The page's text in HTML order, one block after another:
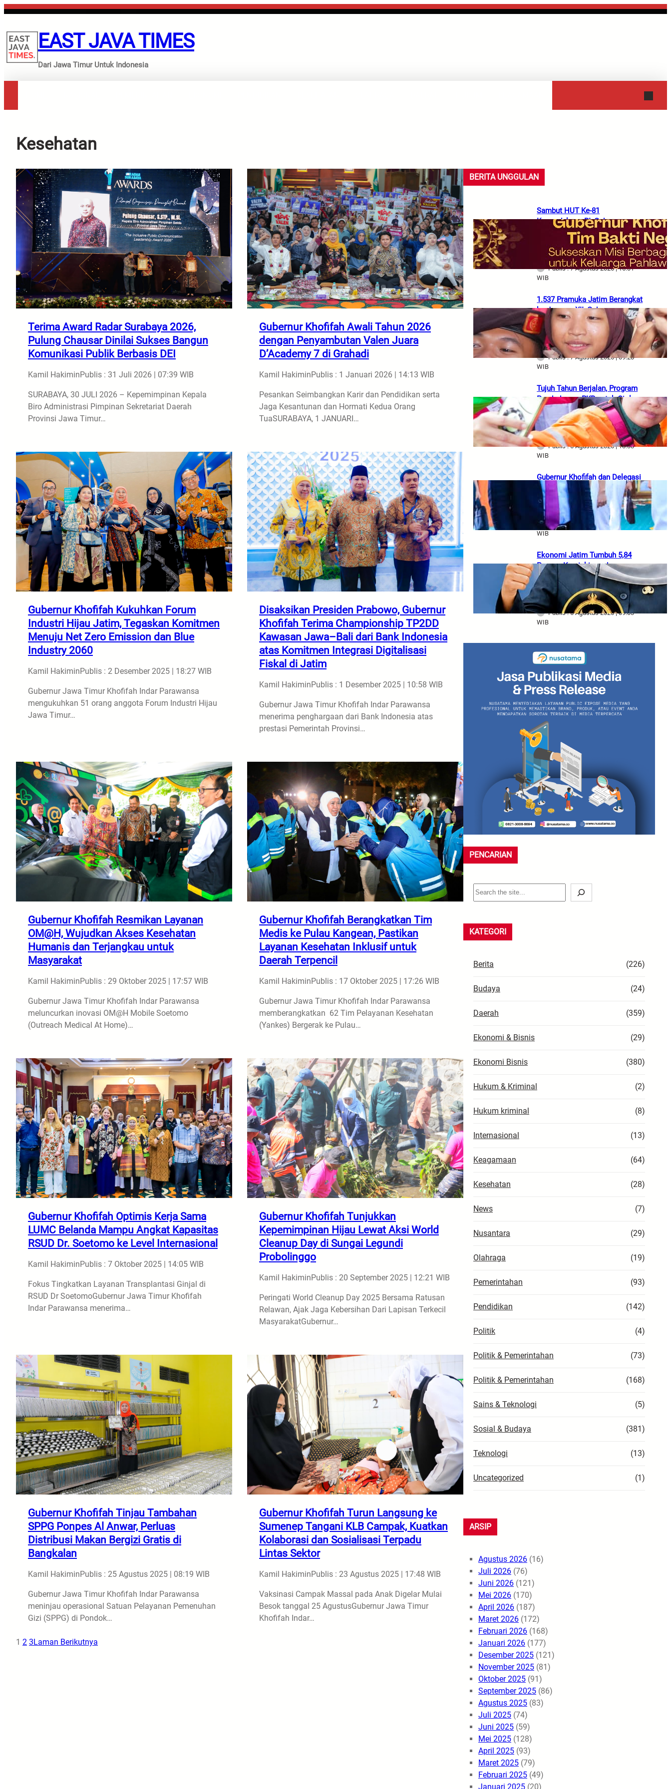
Lewati
konten
EAST JAVA TIMES
Dari Jawa Timur Untuk Indonesia
Kesehatan
Terima Award Radar Surabaya 2026,
Pulung Chausar Dinilai Sukses Bangun
Komunikasi Publik Berbasis DEI
Kamil HakiminPublis : 31 Juli 2026 | 07:39 WIB
SURABAYA, 30 JULI 2026 – Kepemimpinan Kepala
Biro Administrasi Pimpinan Sekretariat Daerah
Provinsi Jawa Timur…
Gubernur Khofifah Awali Tahun 2026
dengan Penyambutan Valen Juara
D’Academy 7 di Grahadi
Kamil HakiminPublis : 1 Januari 2026 | 14:13 WIB
Pesankan Seimbangkan Karir dan Pendidikan serta
Jaga Kesantunan dan Hormati Kedua Orang
TuaSURABAYA, 1 JANUARI…
Gubernur Khofifah Kukuhkan Forum
Industri Hijau Jatim, Tegaskan Komitmen
Menuju Net Zero Emission dan Blue
Industry 2060
Kamil HakiminPublis : 2 Desember 2025 | 18:27 WIB
Gubernur Jawa Timur Khofifah Indar Parawansa
mengukuhkan 51 orang anggota Forum Industri Hijau
Jawa Timur…
Disaksikan Presiden Prabowo, Gubernur
Khofifah Terima Championship TP2DD
Kawasan Jawa–Bali dari Bank Indonesia
atas Komitmen Integrasi Digitalisasi
Fiskal di Jatim
Kamil HakiminPublis : 1 Desember 2025 | 10:58 WIB
Gubernur Jawa Timur Khofifah Indar Parawansa
menerima penghargaan dari Bank Indonesia atas
prestasi Pemerintah Provinsi…
Gubernur Khofifah Resmikan Layanan
OM@H, Wujudkan Akses Kesehatan
Humanis dan Terjangkau untuk
Masyarakat
Kamil HakiminPublis : 29 Oktober 2025 | 17:57 WIB
Gubernur Jawa Timur Khofifah Indar Parawansa
meluncurkan inovasi OM@H Mobile Soetomo
(Outreach Medical At Home)…
Gubernur Khofifah Berangkatkan Tim
Medis ke Pulau Kangean, Pastikan
Layanan Kesehatan Inklusif untuk
Daerah Terpencil
Kamil HakiminPublis : 17 Oktober 2025 | 17:26 WIB
Gubernur Jawa Timur Khofifah Indar Parawansa
memberangkatkan 62 Tim Pelayanan Kesehatan
(Yankes) Bergerak ke Pulau…
Gubernur Khofifah Optimis Kerja Sama
LUMC Belanda Mampu Angkat Kapasitas
RSUD Dr. Soetomo ke Level Internasional
Kamil HakiminPublis : 7 Oktober 2025 | 14:05 WIB
Fokus Tingkatkan Layanan Transplantasi Ginjal di
RSUD Dr SoetomoGubernur Jawa Timur Khofifah
Indar Parawansa menerima…
Gubernur Khofifah Tunjukkan
Kepemimpinan Hijau Lewat Aksi World
Cleanup Day di Sungai Legundi
Probolinggo
Kamil HakiminPublis : 20 September 2025 | 12:21 WIB
Peringati World Cleanup Day 2025 Bersama Ratusan
Relawan, Ajak Jaga Kebersihan Dari Lapisan Terkecil
MasyarakatGubernur…
Gubernur Khofifah Tinjau Tambahan
SPPG Ponpes Al Anwar, Perluas
Distribusi Makan Bergizi Gratis di
Bangkalan
Kamil HakiminPublis : 25 Agustus 2025 | 08:19 WIB
Gubernur Jawa Timur Khofifah Indar Parawansa
meninjau operasional Satuan Pelayanan Pemenuhan
Gizi (SPPG) di Pondok…
Gubernur Khofifah Turun Langsung ke
Sumenep Tangani KLB Campak, Kuatkan
Kolaborasi dan Sosialisasi Terpadu
Lintas Sektor
Kamil HakiminPublis : 23 Agustus 2025 | 17:48 WIB
Vaksinasi Campak Massal pada Anak Digelar Mulai
Besok tanggal 25 AgustusGubernur Jawa Timur
Khofifah Indar…
1 2 3Laman Berikutnya
BERITA UNGGULAN
Sambut HUT Ke-81
Kemerdekaan RI, Gubernur
Khofifah Berangkatkan Tim
Bakti Negeri Anak Bangsa Bawa
Bantuan dan Tali Asih
Publis : 7 Agustus 2026 | 16:01
WIB
1.537 Pramuka Jatim Berangkat
ke Jamnas XII, Gubernur
Khofifah Titipkan Semangat
Persaudaraan dan Gotong
Royong
Publis : 7 Agustus 2026 | 09:28
WIB
Tujuh Tahun Berjalan, Program
Pembebasan PKB untuk Ojol
Terus Dirasakan Manfaatnya,
Gubernur Khofifah Dorong
Partisipasi Masyarakat
Publis : 6 Agustus 2026 | 18:38
WIB
Gubernur Khofifah dan Delegasi
Armada RRT Bahas Teknologi
Perkapalan, Cheng Ho hingga
Potensi Ekonomi Jatim
Publis : 6 Agustus 2026 | 14:02
WIB
Ekonomi Jatim Tumbuh 5,84
Persen, Kemiskinan dan
Pengangguran Turun, Gubernur
Khofifah Tekankan Pertumbuhan
Berkualitas
Publis : 6 Agustus 2026 | 09:03
WIB
PENCARIAN
S
e
r
c
KATEGORI
Berita (226)
Budaya (24)
Daerah (359)
Ekonomi & Bisnis (29)
Ekonomi Bisnis (380)
Hukum & Kriminal (2)
Hukum kriminal (8)
Internasional (13)
Keagamaan (64)
Kesehatan (28)
News (7)
Nusantara (29)
Olahraga (19)
Pemerintahan (93)
Pendidikan (142)
Politik (4)
Politik & Pemerintahan (73)
Politik & Pemerintahan (168)
Sains & Teknologi (5)
Sosial & Budaya (381)
Teknologi (13)
Uncategorized (1)
ARSIP
Agustus 2026 (16)
Juli 2026 (76)
Juni 2026 (121)
Mei 2026 (170)
April 2026 (187)
Maret 2026 (172)
Februari 2026 (168)
Januari 2026 (177)
Desember 2025 (121)
November 2025 (81)
Oktober 2025 (91)
September 2025 (86)
Agustus 2025 (83)
Juli 2025 (74)
Juni 2025 (59)
Mei 2025 (128)
April 2025 (93)
Maret 2025 (79)
Februari 2025 (49)
Januari 2025 (20)